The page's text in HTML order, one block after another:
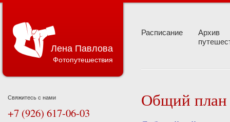
Лена Павлова
Фотопутешествия
Расписание
Архив
Свяжитесь с нами
+7 (926) 617-06-03
Общий план